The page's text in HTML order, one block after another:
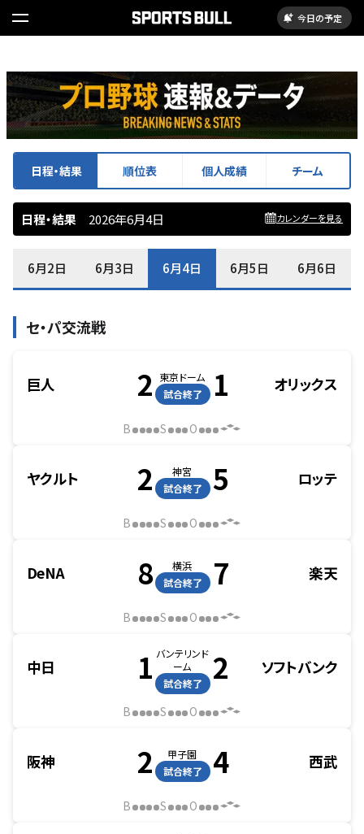
今日の予定
日程・結果 順位表 個人成績 チーム
日程・結果 2026年6月4日 カレンダーを見る
6月2日 6月3日 6月4日 6月5日 6月6日
セ・パ交流戦
巨人 2
東京ドーム
試合終了
オリックス
1
B S O
ヤクルト 2
神宮
試合終了
ロッテ
5
B S O
DeNA 8
横浜
試合終了
楽天
7
B S O
中日 1 バンテリンド
ーム
試合終了
ソフトバンク
2
B S O
阪神 2
甲子園
試合終了
西武
4
B S O